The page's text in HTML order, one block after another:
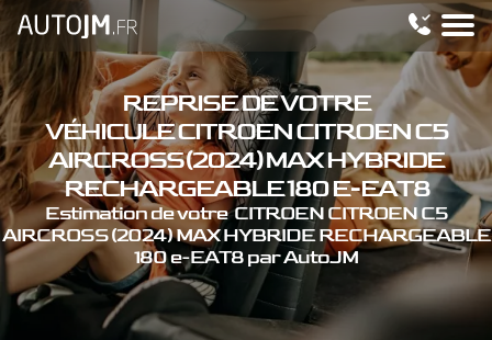
REPRISE DE VOTRE
VÉHICULE CITROEN CITROEN C5
AIRCROSS (2024) MAX HYBRIDE
RECHARGEABLE 180 E-EAT8
Estimation de votre CITROEN CITROEN C5
AIRCROSS (2024) MAX HYBRIDE RECHARGEABLE
180 e-EAT8 par AutoJM